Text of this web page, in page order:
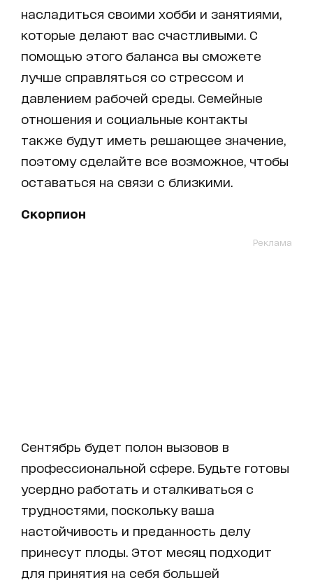
насладиться своими хобби и занятиями,
которые делают вас счастливыми. С
помощью этого баланса вы сможете
лучше справляться со стрессом и
давлением рабочей среды. Семейные
отношения и социальные контакты
также будут иметь решающее значение,
поэтому сделайте все возможное, чтобы
оставаться на связи с близкими.
Скорпион
Реклама
Сентябрь будет полон вызовов в
профессиональной сфере. Будьте готовы
усердно работать и сталкиваться с
трудностями, поскольку ваша
настойчивость и преданность делу
принесут плоды. Этот месяц подходит
для принятия на себя большей